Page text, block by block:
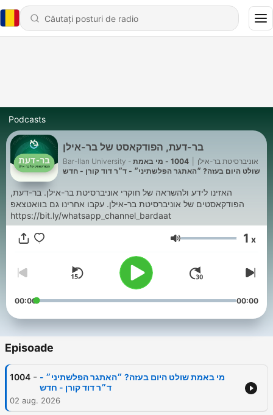
Podcasts
בר-דעת, הפודקאסט של בר-אילן
Bar-Ilan University - אוניברסיטת בר-אילן
1004 - מי באמת
שולט היום בעזה? ״האתגר הפלשתיני״ - ד״ר דוד קורן - חדש
האזינו לידע ולהשראה של חוקרי אוניברסיטת בר-אילן. בר-דעת,
הפודקאסטים של אוניברסיטת בר-אילן. עקבו אחרינו גם בוואטצאפ
https://bit.ly/whatsapp_channel_bardaat
Volum 1 x
00:00 00:00
Episoade
1004 - מי באמת שולט היום בעזה? ״האתגר הפלשתיני״ -
ד״ר דוד קורן - חדש
02 aug. 2026